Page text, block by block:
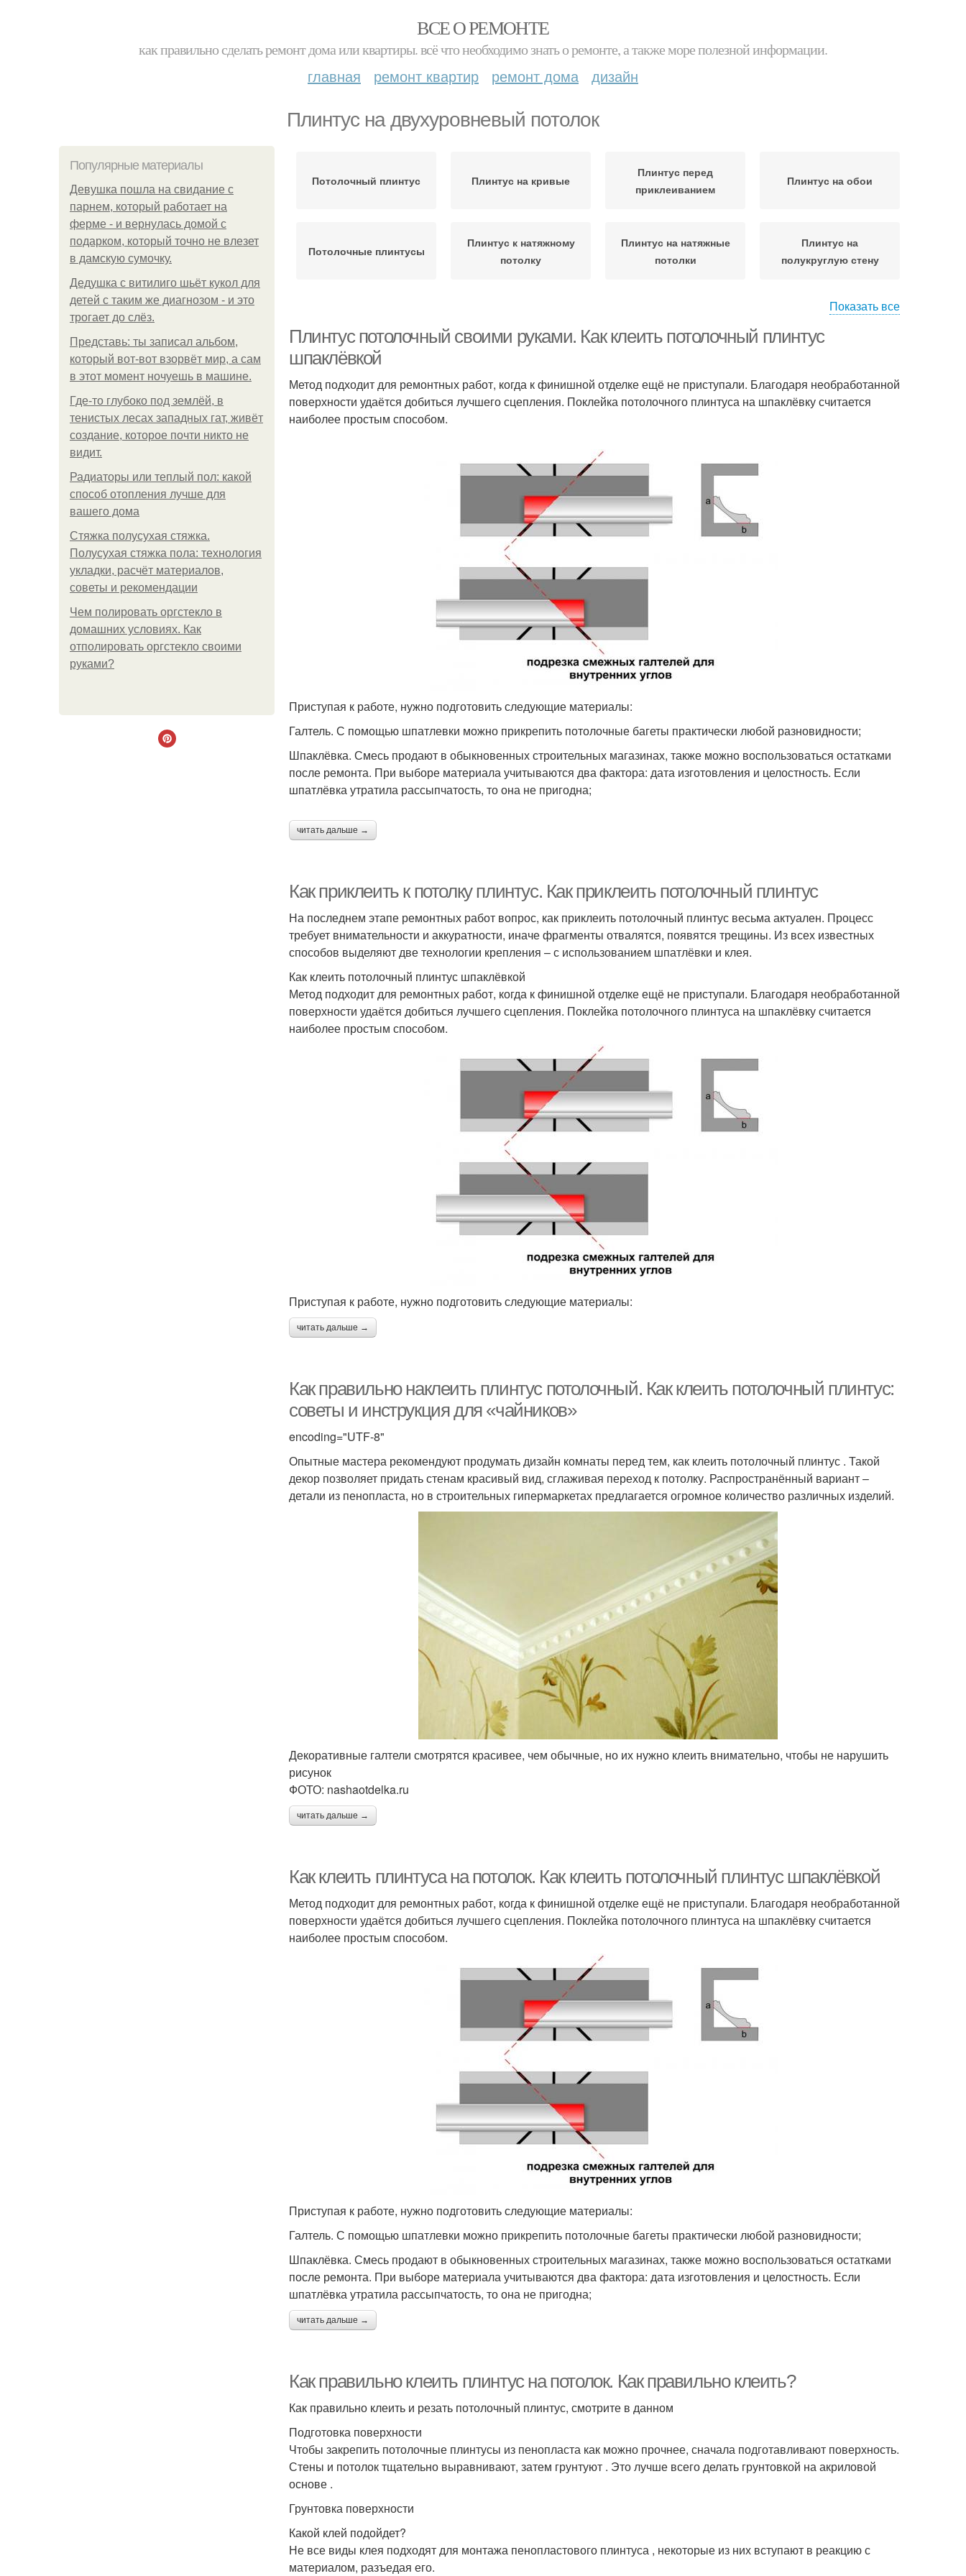
ВСЕ О РЕМОНТЕ
как правильно сделать ремонт дома или квартиры. всё что необходимо знать о ремонте, а также море полезной информации.
главная ремонт квартир ремонт дома дизайн
Плинтус на двухуровневый потолок
Популярные материалы
Девушка пошла на свидание с
парнем, который работает на
ферме - и вернулась домой с
подарком, который точно не влезет
в дамскую сумочку.
Дедушка с витилиго шьёт кукол для
детей с таким же диагнозом - и это
трогает до слёз.
Представь: ты записал альбом,
который вот-вот взорвёт мир, а сам
в этот момент ночуешь в машине.
Где-то глубоко под землёй, в
тенистых лесах западных гат, живёт
создание, которое почти никто не
видит.
Радиаторы или теплый пол: какой
способ отопления лучше для
вашего дома
Стяжка полусухая стяжка.
Полусухая стяжка пола: технология
укладки, расчёт материалов,
советы и рекомендации
Чем полировать оргстекло в
домашних условиях. Как
отполировать оргстекло своими
руками?
Потолочный плинтус Плинтус на кривые
Плинтус перед
приклеиванием
Плинтус на обои
Потолочные плинтусы
Плинтус к натяжному
потолку
Плинтус на натяжные
потолки
Плинтус на
полукруглую стену
Угол на потолочном
плинтусе
Плинтус без
специальных
приспособлений
Плинтус без стусла Деревянные плинтусы Плинтус на стыке
Плинтус на шпаклевку Плинтусы по месту
Плинтус из полиуретана
Плинтус из
полистирола
Показать все
Плинтус потолочный своими руками. Как клеить потолочный плинтус
шпаклёвкой
Метод подходит для ремонтных работ, когда к финишной отделке ещё не приступали. Благодаря необработанной
поверхности удаётся добиться лучшего сцепления. Поклейка потолочного плинтуса на шпаклёвку считается
наиболее простым способом.
Приступая к работе, нужно подготовить следующие материалы:
Галтель. С помощью шпатлевки можно прикрепить потолочные багеты практически любой разновидности;
Шпаклёвка. Смесь продают в обыкновенных строительных магазинах, также можно воспользоваться остатками
после ремонта. При выборе материала учитываются два фактора: дата изготовления и целостность. Если
шпатлёвка утратила рассыпчатость, то она не пригодна;
читать дальше →
Как приклеить к потолку плинтус. Как приклеить потолочный плинтус
На последнем этапе ремонтных работ вопрос, как приклеить потолочный плинтус весьма актуален. Процесс
требует внимательности и аккуратности, иначе фрагменты отвалятся, появятся трещины. Из всех известных
способов выделяют две технологии крепления – с использованием шпатлёвки и клея.
Как клеить потолочный плинтус шпаклёвкой
Метод подходит для ремонтных работ, когда к финишной отделке ещё не приступали. Благодаря необработанной
поверхности удаётся добиться лучшего сцепления. Поклейка потолочного плинтуса на шпаклёвку считается
наиболее простым способом.
Приступая к работе, нужно подготовить следующие материалы:
читать дальше →
Как правильно наклеить плинтус потолочный. Как клеить потолочный плинтус:
советы и инструкция для «чайников»
encoding="UTF-8"
Опытные мастера рекомендуют продумать дизайн комнаты перед тем, как клеить потолочный плинтус . Такой
декор позволяет придать стенам красивый вид, сглаживая переход к потолку. Распространённый вариант –
детали из пенопласта, но в строительных гипермаркетах предлагается огромное количество различных изделий.
Декоративные галтели смотрятся красивее, чем обычные, но их нужно клеить внимательно, чтобы не нарушить
рисунок
ФОТО: nashaotdelka.ru
читать дальше →
Как клеить плинтуса на потолок. Как клеить потолочный плинтус шпаклёвкой
Метод подходит для ремонтных работ, когда к финишной отделке ещё не приступали. Благодаря необработанной
поверхности удаётся добиться лучшего сцепления. Поклейка потолочного плинтуса на шпаклёвку считается
наиболее простым способом.
Приступая к работе, нужно подготовить следующие материалы:
Галтель. С помощью шпатлевки можно прикрепить потолочные багеты практически любой разновидности;
Шпаклёвка. Смесь продают в обыкновенных строительных магазинах, также можно воспользоваться остатками
после ремонта. При выборе материала учитываются два фактора: дата изготовления и целостность. Если
шпатлёвка утратила рассыпчатость, то она не пригодна;
читать дальше →
Как правильно клеить плинтус на потолок. Как правильно клеить?
Как правильно клеить и резать потолочный плинтус, смотрите в данном
Подготовка поверхности
Чтобы закрепить потолочные плинтусы из пенопласта как можно прочнее, сначала подготавливают поверхность.
Стены и потолок тщательно выравнивают, затем грунтуют . Это лучше всего делать грунтовкой на акриловой
основе .
Грунтовка поверхности
Какой клей подойдет?
Не все виды клея подходят для монтажа пенопластового плинтуса , некоторые из них вступают в реакцию с
материалом, разъедая его.